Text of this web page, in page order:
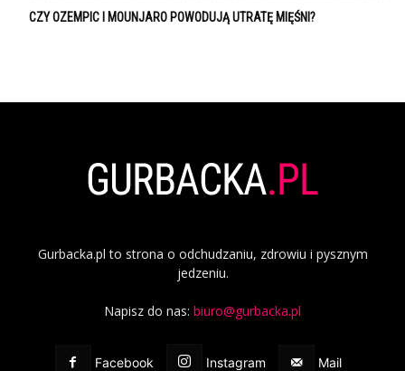
CZY OZEMPIC I MOUNJARO POWODUJĄ UTRATĘ MIĘŚNI?
Gurbacka.pl to strona o odchudzaniu, zdrowiu i pysznym
jedzeniu.
Napisz do nas: biuro@gurbacka.pl
Facebook Instagram Mail